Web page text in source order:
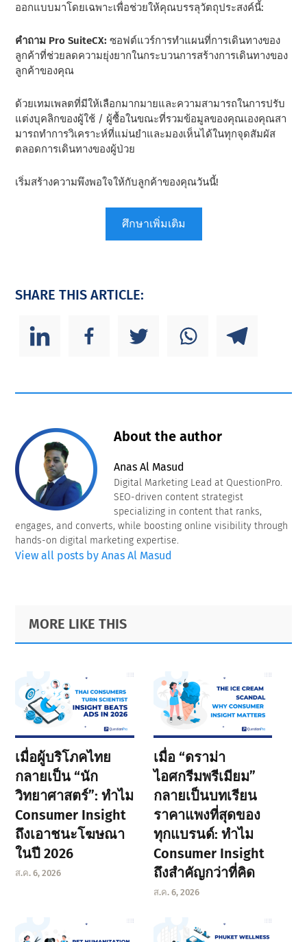
ออกแบบมาโดยเฉพาะเพื่อช่วยให้คุณบรรลุวัตถุประสงค์นี้:
คําถาม Pro SuiteCX: ซอฟต์แวร์การทําแผนที่การเดินทางของ
ลูกค้าที่ช่วยลดความยุ่งยากในกระบวนการสร้างการเดินทางของ
ลูกค้าของคุณ
ด้วยเทมเพลตที่มีให้เลือกมากมายและความสามารถในการปรับ
แต่งบุคลิกของผู้ใช้ / ผู้ซื้อในขณะที่รวมข้อมูลของคุณเองคุณสา
มารถทําการวิเคราะห์ที่แม่นยําและมองเห็นได้ในทุกจุดสัมผัส
ตลอดการเดินทางของผู้ป่วย
เริ่มสร้างความพึงพอใจให้กับลูกค้าของคุณวันนี้!
ศึกษาเพิ่มเติม
SHARE THIS ARTICLE:
About the author
Anas Al Masud
Digital Marketing Lead at QuestionPro.
SEO-driven content strategist
specializing in content that ranks,
engages, and converts, while boosting online visibility through
hands-on digital marketing expertise.
View all posts by Anas Al Masud
Primary
Sidebar
Footer
MORE LIKE THIS
เมื่อผู้บริโภคไทย
กลายเป็น “นัก
วิทยาศาสตร์”: ทำไม
Consumer Insight
ถึงเอาชนะโฆษณา
ในปี 2026
ส.ค. 6, 2026
เมื่อ “ดราม่า
ไอศกรีมพรีเมียม”
กลายเป็นบทเรียน
ราคาแพงที่สุดของ
ทุกแบรนด์: ทำไม
Consumer Insight
ถึงสำคัญกว่าที่คิด
ส.ค. 6, 2026